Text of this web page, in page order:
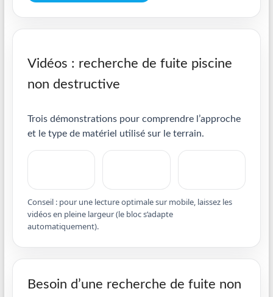
Vidéos : recherche de fuite piscine
non destructive
Trois démonstrations pour comprendre l’approche
et le type de matériel utilisé sur le terrain.
Conseil : pour une lecture optimale sur mobile, laissez les
vidéos en pleine largeur (le bloc s’adapte
automatiquement).
Besoin d’une recherche de fuite non